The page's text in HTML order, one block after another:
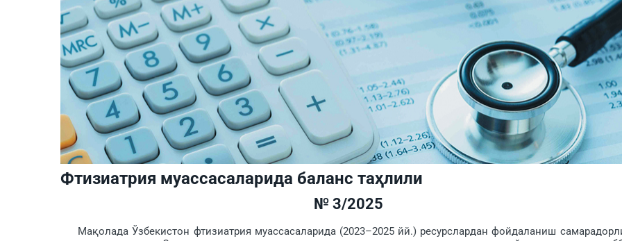
Фтизиатрия муассасаларида баланс таҳлили
№ 3/2025
Мақолада Ўзбекистон фтизиатрия муассасаларида (2023–2025 йй.) ресурслардан фойдаланиш